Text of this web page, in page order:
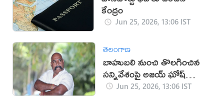
కేంద్రం
Jun 25, 2026, 13:06 IST
తెలంగాణ
బాహుబలి నుంచి తొలగించిన
సన్నివేశంపై అజయ్ ఘోష్
స్పందనJun 25, 2026, 13:06 IST